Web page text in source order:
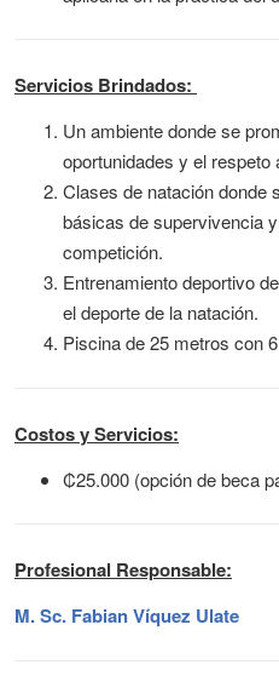
Servicios Brindados:
Un ambiente donde se
oportunidades y el respeto
Clases de natación donde
básicas de supervivencia
competición.
Entrenamiento deportivo
el deporte de la natación.
Piscina de 25 metros con
Costos y Servicios:
₡25.000 (opción de beca
Profesional Responsable:
M. Sc. Fabian Víquez Ulate